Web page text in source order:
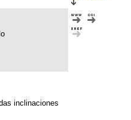
inclinaciones